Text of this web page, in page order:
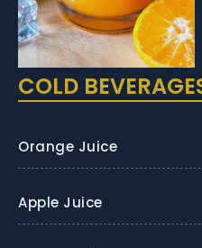
COLD
Orange Juice
Apple Juice